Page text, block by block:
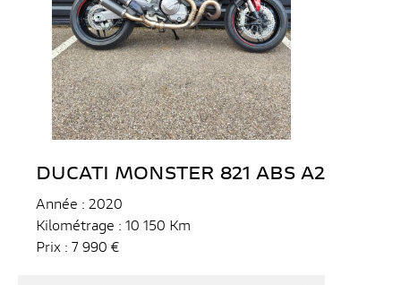
DUCATI MONSTER 821 ABS A2
Année : 2020
Kilométrage : 10 150 Km
Prix : 7 990 €